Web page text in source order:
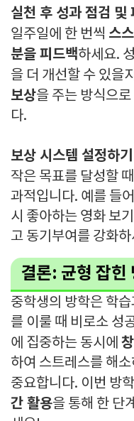
실천 후 성과 점검 및
일주일에 한 번씩 스
분을 피드백하세요.
을 더 개선할 수 있을
보상을 주는 방식으
다.
보상 시스템 설정하기
작은 목표를 달성할
과적입니다. 예를 들
시 좋아하는 영화 보
고 동기부여를 강화
결론: 균형 잡힌
중학생의 방학은 학
를 이룰 때 비로소 성
에 집중하는 동시에
하여 스트레스를 해
중요합니다. 이번 방
간 활용을 통해 한 단